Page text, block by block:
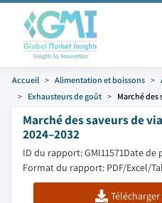
Accueil Alimentation et boissons
Exhausteurs de goût
Marché des
Marché des saveurs de
2024–2032
ID du rapport: GMI11571Date de
Format du rapport: PDF/Excel/